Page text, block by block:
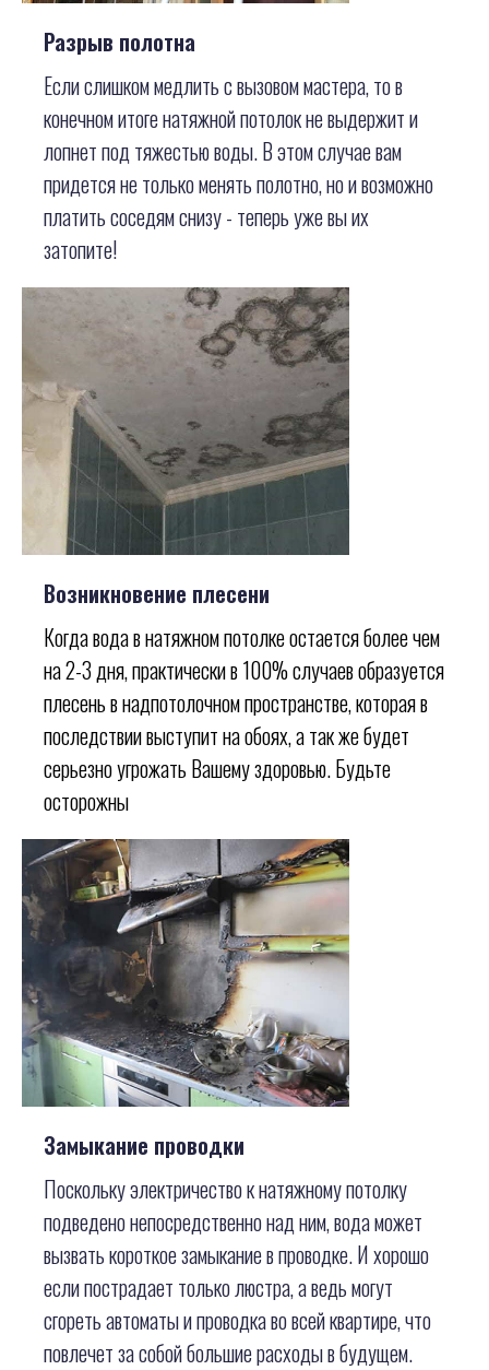
Разрыв полотна
Если слишком медлить с вызовом мастера, то в
конечном итоге натяжной потолок не выдержит и
лопнет под тяжестью воды. В этом случае вам
придется не только менять полотно, но и возможно
платить соседям снизу - теперь уже вы их
затопите!
Возникновение плесени
Когда вода в натяжном потолке остается более чем
на 2-3 дня, практически в 100% случаев образуется
плесень в надпотолочном пространстве, которая в
последствии выступит на обоях, а так же будет
серьезно угрожать Вашему здоровью. Будьте
осторожны
Замыкание проводки
Поскольку электричество к натяжному потолку
подведено непосредственно над ним, вода может
вызвать короткое замыкание в проводке. И хорошо
если пострадает только люстра, а ведь могут
сгореть автоматы и проводка во всей квартире, что
повлечет за собой большие расходы в будущем.